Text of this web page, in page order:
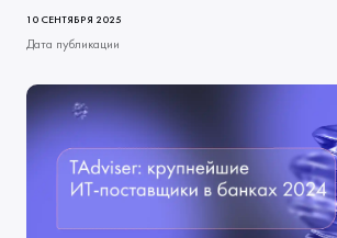
Решения по качеству
Виды тестирования
Индустрии
Миссия и ценности
Начало сотрудничества
Клиенты
Наши процессы
ИНФОЦЕНТР
Блог
Мы в СМИ
Вакансии
Развитие и карьерный рост
Обучение
КОНТАКТЫ
10 СЕНТЯБРЯ 2025
Дата публикации